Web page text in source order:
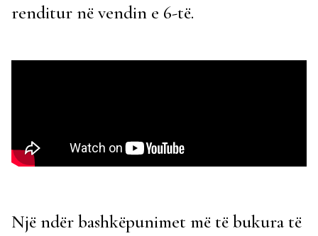
renditur në vendin e 6-të.
Një ndër bashkëpunimet më të bukura të